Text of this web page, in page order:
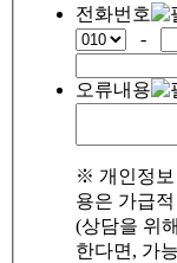
전화번호
-
오류내용
※ 개인정보
용은 가급
(상담을 위
한다면, 가